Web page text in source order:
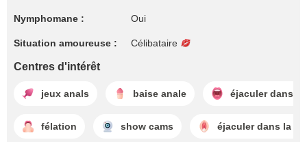
Nymphomane : Oui
Situation amoureuse : Célibataire
Centres d'intérêt
jeux anals baise anale éjaculer dans
félation show cams éjaculer dans la